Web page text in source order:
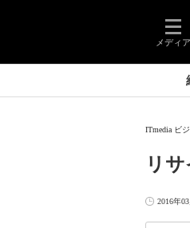
メディア
ITmedia ビ
リ
2016年